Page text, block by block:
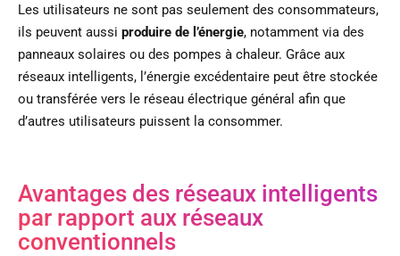
Les utilisateurs ne sont pas seulement des consommateurs,
ils peuvent aussi produire de l’énergie, notamment via des
panneaux solaires ou des pompes à chaleur. Grâce aux
réseaux intelligents, l’énergie excédentaire peut être stockée
ou transférée vers le réseau électrique général afin que
d’autres utilisateurs puissent la consommer.
Avantages des réseaux intelligents
par rapport aux réseaux
conventionnels